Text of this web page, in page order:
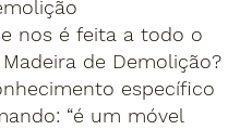
nos é feita a todo o
de Demolição?
específico
“é um móvel